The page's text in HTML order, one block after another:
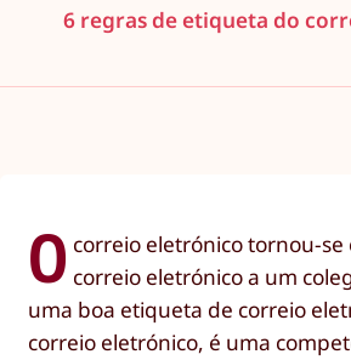
6 regras de etiqueta do
O correio eletrónico tornou-
correio eletrónico a um
uma boa etiqueta de correio
correio eletrónico, é uma